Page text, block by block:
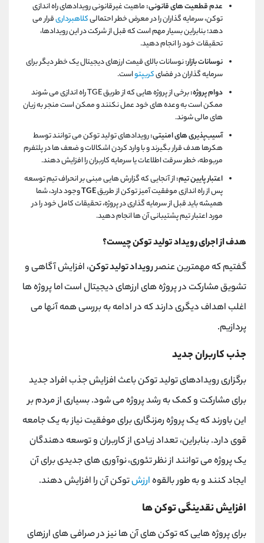
عدم قطعیت های قانونی:ماهیت غیرقانونی رویدادهای راه اندازی
توکن، سرمایه گذاران را در معرض خطر احتمالیکلاهبرداریقرار می
دهد؛ بنابراین بسیار مهم است که قبل از شرکت در این رویدادها،
تحقیقات خود را انجام دهید.
نوسانات بازار:نوسانات بالای قیمت ارزهای دیجیتال یک خطر دیگر برای
سرمایه گذاران در فضایکریپتواست.
دوام پروژه:
برخی از پروژه هایی که از طریق TGE راه اندازی می شوند
ممکن است به وعده های خود عمل نکنند و ممکن است منجر به زیان
های مالی شوند.
آسیب‌پذیری‌ های امنیتی:رویدادهای تولید توکن می‌ توانند توسط
هکرها هدف قرار بگیرند و با وارد کردن اشکالات و ضعف ‌ها در پلتفرم
مربوطه، خطر سرقت اطلاعات یا سرمایه کاربران را افزایش دهند.
اعتبار پایین تیم:از آنجایی که گزارش‌ هایی مبنی بر انحراف تیم توسعه
پس از راه ‌اندازی موفقیت ‌آمیز توکن از طریقTGEوجود دارد، شما
همیشه باید قبل از سرمایه‌ گذاری در پروژه، تحقیقات کامل خود را در
مورد اعتبار تیم پشتیبانی آن ‌ها انجام دهید.
هدف از اجرای رویداد تولید توکن چیست؟
گفتیم که مهمترین عنصررویداد تولید توکن، افزایش آگاهی و
تشویق مشارکت در پروژه های ارزهای دیجیتال است اما پروژه ها
اغلب اهداف دیگری دارند که در ادامه به بررسی همه آنها می
پردازیم.
جذب کاربران جدید
برگزاری رویدادهای تولید توکن باعث افزایش جذب افراد جدید
برای مشارکت و کمک به رشد پروژه می شود. بسیاری از مردم بر
این باورند که یک پروژه رمزنگاری برای موفقیت نیاز به یک جامعه
قوی دارد. بنابراین، تعداد زیادی از کاربران و توسعه دهندگان
یک پروژه می توانند از نظر تئوری، نوآوری های جدیدی برای آن
ایجاد کنند و به طور بالقوهارزشتوکن آن را افزایش دهند.
افزایش نقدینگی توکن ها
برای پروژه ‌هایی که توکن ‌های آن ‌ها نیز در صرافی ‌های ارزهای